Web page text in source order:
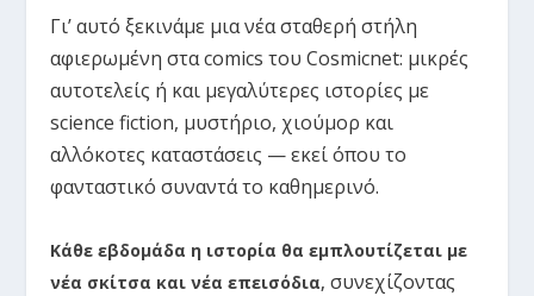
Γι’ αυτό ξεκινάμε μια νέα σταθερή στήλη
αφιερωμένη στα comics του Cosmicnet: μικρές
αυτοτελείς ή και μεγαλύτερες ιστορίες με
science fiction, μυστήριο, χιούμορ και
αλλόκοτες καταστάσεις — εκεί όπου το
φανταστικό συναντά το καθημερινό.
Κάθε εβδομάδα η ιστορία θα εμπλουτίζεται με
νέα σκίτσα και νέα επεισόδια, συνεχίζοντας